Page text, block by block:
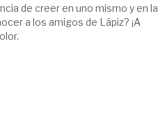
de creer en uno mismo y en la
a los amigos de Lápiz? ¡A